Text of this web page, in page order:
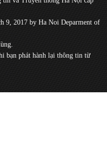
9, 2017 by Ha Noi Deparment of
phát hành lại thông tin từ